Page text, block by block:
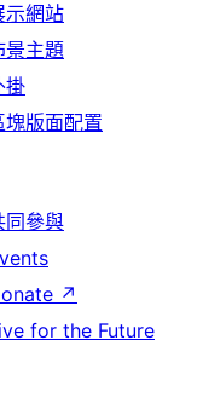
示網站
景主題
掛
塊版面配置
同參與
↗
for the Future